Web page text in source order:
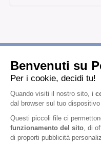
Iscriviti
informativa privacy
,
periodica di Nutrition et Santé